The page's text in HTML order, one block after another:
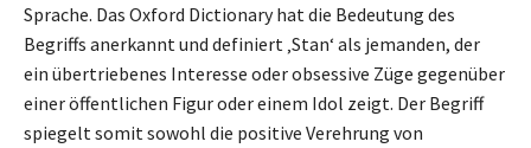
Sprache. Das Oxford Dictionary hat die Bedeutung des
Begriffs anerkannt und definiert ‚Stan‘ als jemanden, der
ein übertriebenes Interesse oder obsessive Züge gegenüber
einer öffentlichen Figur oder einem Idol zeigt. Der Begriff
spiegelt somit sowohl die positive Verehrung von